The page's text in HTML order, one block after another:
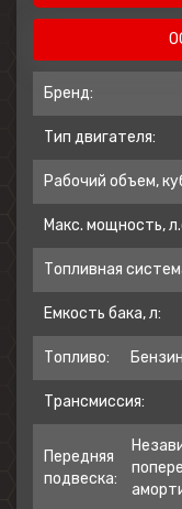
которой
хороший
багажные
40 и 80 кг
литров. В
фаркоп.
Не важно,
собой: на
положиться,
всегда
В базовую
Бренд:
Тип двигателя:
Рабочий объем,
Макс. мощность,
Топливная
Емкость бака, л:
Топливо:
Трансмиссия:
Передняя
подвеска: